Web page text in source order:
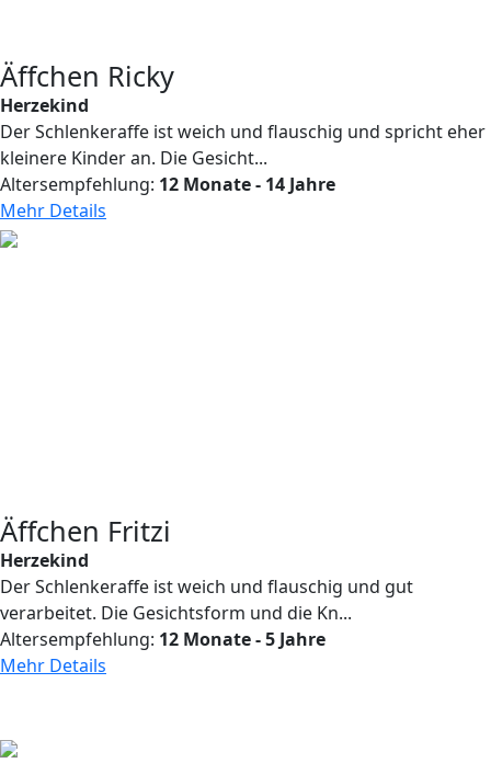
Äffchen Ricky
Herzekind
Der Schlenkeraffe ist weich und flauschig und spricht eher
kleinere Kinder an. Die Gesicht...
Altersempfehlung: 12 Monate - 14 Jahre
Mehr Details
Äffchen Fritzi
Herzekind
Der Schlenkeraffe ist weich und flauschig und gut
verarbeitet. Die Gesichtsform und die Kn...
Altersempfehlung: 12 Monate - 5 Jahre
Mehr Details